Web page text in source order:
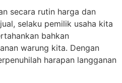
secara rutin harga dan
selaku pemilik usaha kita
bahkan
warung kita. Dengan
harapan langganan